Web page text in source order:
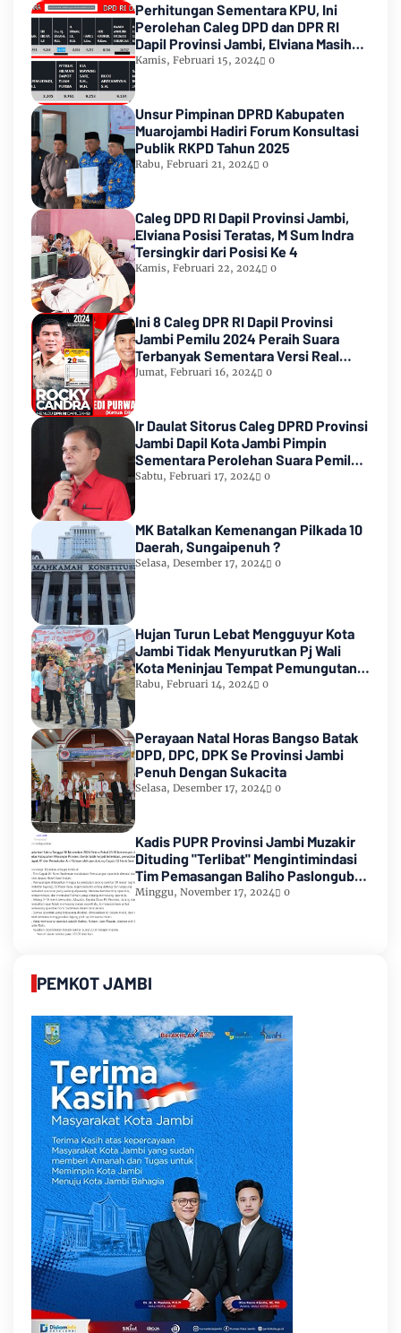
Perhitungan Sementara KPU, Ini
Perolehan Caleg DPD dan DPR RI
Dapil Provinsi Jambi, Elviana Masih
Urutan Kedua Teratas
Kamis, Februari 15, 2024 0
Unsur Pimpinan DPRD Kabupaten
Muarojambi Hadiri Forum Konsultasi
Publik RKPD Tahun 2025
Rabu, Februari 21, 2024 0
Caleg DPD RI Dapil Provinsi Jambi,
Elviana Posisi Teratas, M Sum Indra
Tersingkir dari Posisi Ke 4
Kamis, Februari 22, 2024 0
Ini 8 Caleg DPR RI Dapil Provinsi
Jambi Pemilu 2024 Peraih Suara
Terbanyak Sementara Versi Real
Count KPU RI
Jumat, Februari 16, 2024 0
Ir Daulat Sitorus Caleg DPRD Provinsi
Jambi Dapil Kota Jambi Pimpin
Sementara Perolehan Suara Pemilu
2024
Sabtu, Februari 17, 2024 0
MK Batalkan Kemenangan Pilkada 10
Daerah, Sungaipenuh ?
Selasa, Desember 17, 2024 0
Hujan Turun Lebat Mengguyur Kota
Jambi Tidak Menyurutkan Pj Wali
Kota Meninjau Tempat Pemungutan
Suara Pemilu 2024
Rabu, Februari 14, 2024 0
Perayaan Natal Horas Bangso Batak
DPD, DPC, DPK Se Provinsi Jambi
Penuh Dengan Sukacita
Selasa, Desember 17, 2024 0
Kadis PUPR Provinsi Jambi Muzakir
Dituding "Terlibat" Mengintimindasi
Tim Pemasangan Baliho Paslongub
Romi-Sudirman
Minggu, November 17, 2024 0
PEMKOT JAMBI